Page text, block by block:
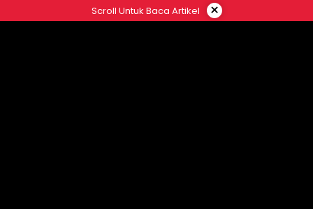
ke
Scroll Untuk Baca Artikel ×